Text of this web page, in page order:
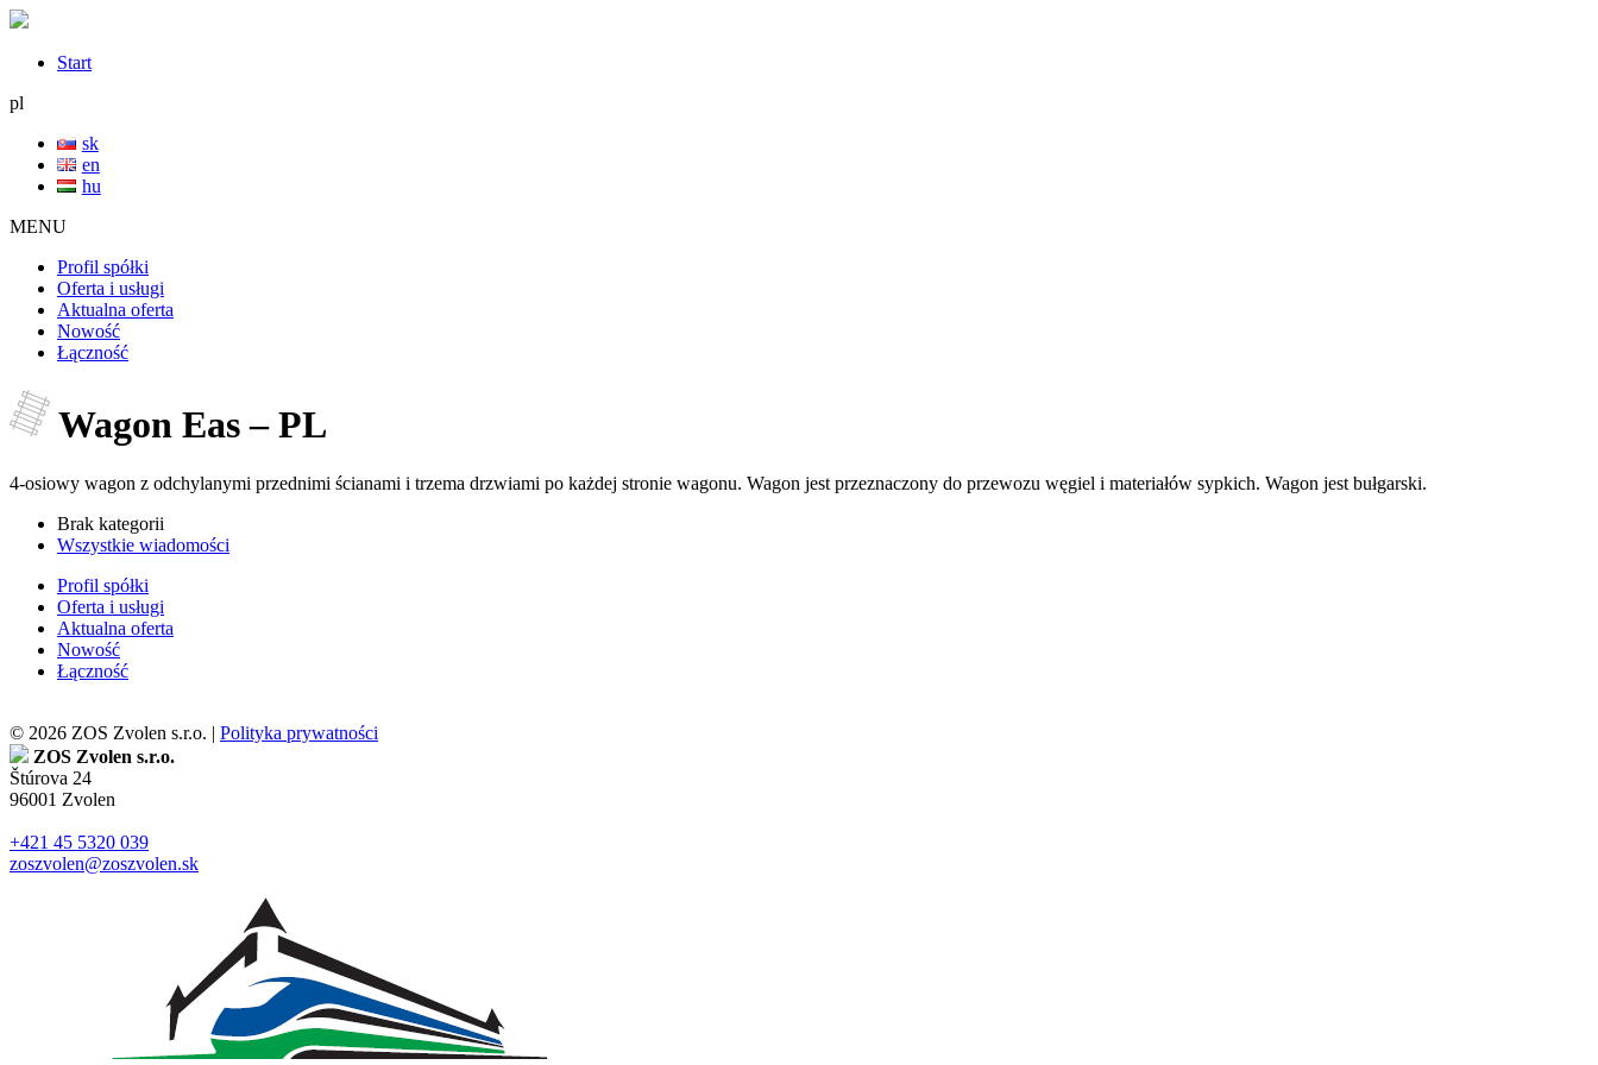
Start
pl
sk
en
hu
MENU
Profil spółki
Oferta i usługi
Aktualna oferta
Nowość
Łączność
Wagon Eas – PL
4-osiowy wagon z odchylanymi przednimi ścianami i trzema drzwiami po każdej stronie wagonu. Wagon jest przeznaczony do przewozu węgiel i materiałów sypkich. Wagon jest bułgarski.
Brak kategorii
Wszystkie wiadomości
Profil spółki
Oferta i usługi
Aktualna oferta
Nowość
Łączność
© 2026 ZOS Zvolen s.r.o. | Polityka prywatności
ZOS Zvolen s.r.o.
Štúrova 24
96001 Zvolen
+421 45 5320 039
zoszvolen@zoszvolen.sk